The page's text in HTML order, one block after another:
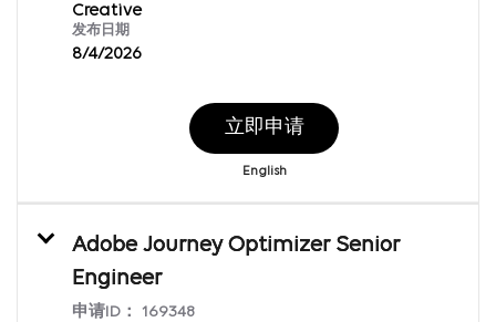
Creative
发布日期
8/4/2026
立即申请
English
Adobe Journey Optimizer Senior
Engineer
申请ID： 169348